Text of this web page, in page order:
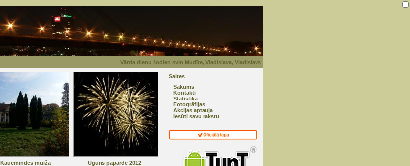
Vārda dienu šodien svin Mudīte, Vladislava, Vladislavs
Kaucmindes muiža Uguns paparde 2012
Saites
Sākums
Kontakti
Statistika
Fotogrāfijas
Akcijas aptauja
Iesūti savu rakstu